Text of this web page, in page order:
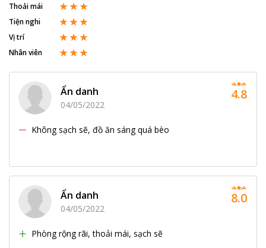
Thoải mái
Tiện nghi
Vị trí
Nhân viên
Ẩn danh
04/05/2022
Không sạch sẽ, đồ ăn sáng quá bèo
4.8
Ẩn danh
04/05/2022
Phòng rộng rãi, thoải mái, sạch sẽ
8.0